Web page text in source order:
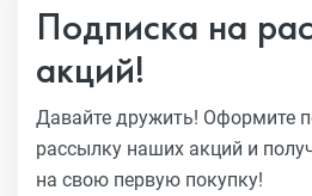
Подписка на
акций!
Давайте дружить! Оформите
рассылку наших акций и
на свою первую покупку!